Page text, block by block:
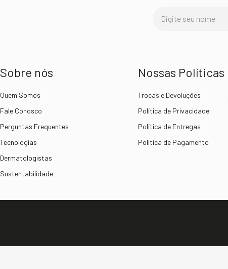
Sobre nós
Quem Somos
Fale Conosco
Perguntas Frequentes
Tecnologias
Dermatologistas
Sustentabilidade
Nossas Políticas
Trocas e Devoluções
Política de Privacidade
Política de Entregas
Política de Pagamento